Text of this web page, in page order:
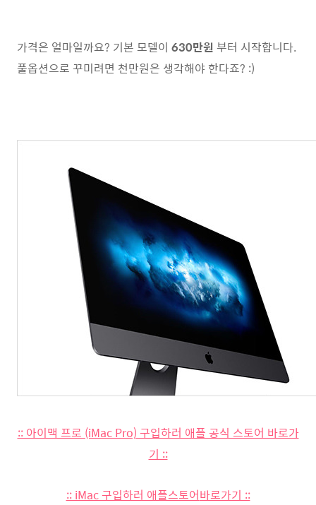
가격은 얼마일까요? 기본 모델이 630만원 부터 시작합니다.
풀옵션으로 꾸미려면 천만원은 생각해야 한다죠? :)
:: 아이맥 프로 (iMac Pro) 구입하러 애플 공식 스토어 바로가
기 ::
:: iMac 구입하러 애플스토어바로가기 ::